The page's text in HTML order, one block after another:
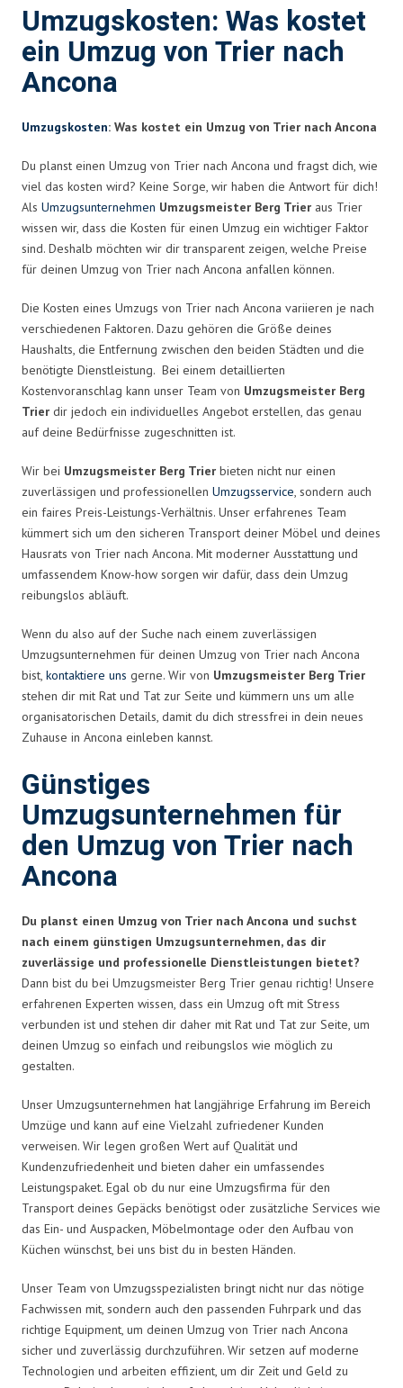
Umzugskosten: Was kostet
ein Umzug von Trier nach
Ancona
Umzugskosten: Was kostet ein Umzug von Trier nach Ancona
Du planst einen Umzug von Trier nach Ancona und fragst dich, wie
viel das kosten wird? Keine Sorge, wir haben die Antwort für dich!
Als Umzugsunternehmen Umzugsmeister Berg Trier aus Trier
wissen wir, dass die Kosten für einen Umzug ein wichtiger Faktor
sind. Deshalb möchten wir dir transparent zeigen, welche Preise
für deinen Umzug von Trier nach Ancona anfallen können.
Die Kosten eines Umzugs von Trier nach Ancona variieren je nach
verschiedenen Faktoren. Dazu gehören die Größe deines
Haushalts, die Entfernung zwischen den beiden Städten und die
benötigte Dienstleistung. Bei einem detaillierten
Kostenvoranschlag kann unser Team von Umzugsmeister Berg
Trier dir jedoch ein individuelles Angebot erstellen, das genau
auf deine Bedürfnisse zugeschnitten ist.
Wir bei Umzugsmeister Berg Trier bieten nicht nur einen
zuverlässigen und professionellen Umzugsservice, sondern auch
ein faires Preis-Leistungs-Verhältnis. Unser erfahrenes Team
kümmert sich um den sicheren Transport deiner Möbel und deines
Hausrats von Trier nach Ancona. Mit moderner Ausstattung und
umfassendem Know-how sorgen wir dafür, dass dein Umzug
reibungslos abläuft.
Wenn du also auf der Suche nach einem zuverlässigen
Umzugsunternehmen für deinen Umzug von Trier nach Ancona
bist, kontaktiere uns gerne. Wir von Umzugsmeister Berg Trier
stehen dir mit Rat und Tat zur Seite und kümmern uns um alle
organisatorischen Details, damit du dich stressfrei in dein neues
Zuhause in Ancona einleben kannst.
Günstiges
Umzugsunternehmen für
den Umzug von Trier nach
Ancona
Du planst einen Umzug von Trier nach Ancona und suchst
nach einem günstigen Umzugsunternehmen, das dir
zuverlässige und professionelle Dienstleistungen bietet?
Dann bist du bei Umzugsmeister Berg Trier genau richtig! Unsere
erfahrenen Experten wissen, dass ein Umzug oft mit Stress
verbunden ist und stehen dir daher mit Rat und Tat zur Seite, um
deinen Umzug so einfach und reibungslos wie möglich zu
gestalten.
Unser Umzugsunternehmen hat langjährige Erfahrung im Bereich
Umzüge und kann auf eine Vielzahl zufriedener Kunden
verweisen. Wir legen großen Wert auf Qualität und
Kundenzufriedenheit und bieten daher ein umfassendes
Leistungspaket. Egal ob du nur eine Umzugsfirma für den
Transport deines Gepäcks benötigst oder zusätzliche Services wie
das Ein- und Auspacken, Möbelmontage oder den Aufbau von
Küchen wünschst, bei uns bist du in besten Händen.
Unser Team von Umzugsspezialisten bringt nicht nur das nötige
Fachwissen mit, sondern auch den passenden Fuhrpark und das
richtige Equipment, um deinen Umzug von Trier nach Ancona
sicher und zuverlässig durchzuführen. Wir setzen auf moderne
Technologien und arbeiten effizient, um dir Zeit und Geld zu